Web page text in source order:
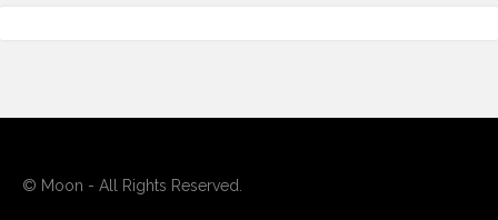
© Moon - All Rights Reserved.